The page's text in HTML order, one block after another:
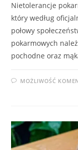
Nietolerancje
który według
połowy
pokarmowych
pochodne oraz
MOŻLIWOŚĆ